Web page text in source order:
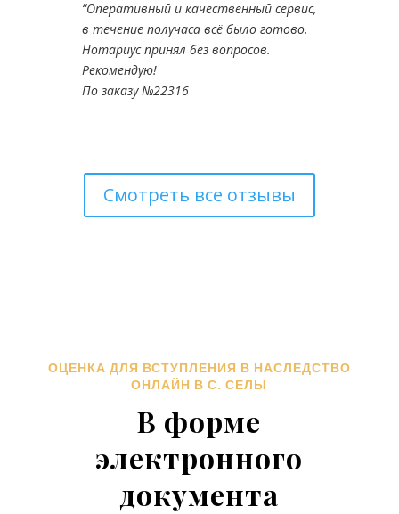
“Оперативный и качественный сервис,
в течение получаса всё было готово.
Нотариус принял без вопросов.
Рекомендую!
По заказу №22316
Смотреть все отзывы
ОЦЕНКА ДЛЯ ВСТУПЛЕНИЯ В НАСЛЕДСТВО
ОНЛАЙН В С. СЕЛЫ
В форме
электронного
документа